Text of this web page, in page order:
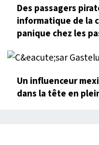
Des passagers
informatique de la
panique chez les
Un influenceur
dans la tête en